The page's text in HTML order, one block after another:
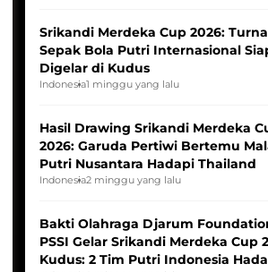
Srikandi Merdeka Cup 2026:
Sepak Bola Putri Internasional
Digelar di Kudus
Indonesia1 minggu yang lalu
Hasil Drawing Srikandi Merdeka
2026: Garuda Pertiwi Bertemu
Putri Nusantara Hadapi Thailand
Indonesia2 minggu yang lalu
Bakti Olahraga Djarum
PSSI Gelar Srikandi Merdeka Cup
Kudus: 2 Tim Putri Indonesia